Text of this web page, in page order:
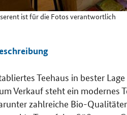
ist für die Fotos verantwortlich
Teehaus in bester
Verkauf steht ein modernes
zahlreiche Bio-